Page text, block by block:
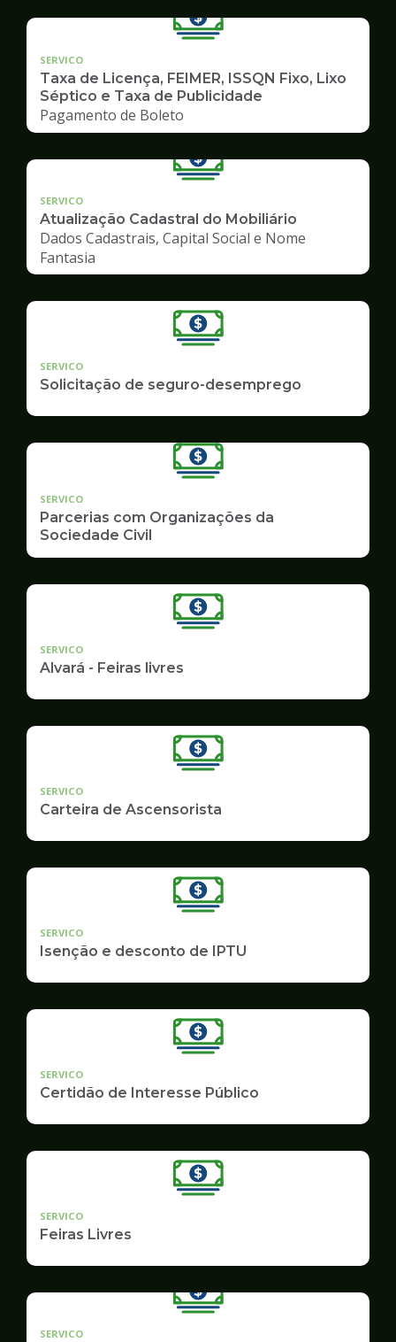
SERVICO
Taxa de Licença, FEIMER, ISSQN Fixo, Lixo
Séptico e Taxa de Publicidade
Pagamento de Boleto
SERVICO
Atualização Cadastral do Mobiliário
Dados Cadastrais, Capital Social e Nome
Fantasia
SERVICO
Solicitação de seguro-desemprego
SERVICO
Parcerias com Organizações da
Sociedade Civil
SERVICO
Alvará - Feiras livres
SERVICO
Carteira de Ascensorista
SERVICO
Isenção e desconto de IPTU
SERVICO
Certidão de Interesse Público
SERVICO
Feiras Livres
SERVICO